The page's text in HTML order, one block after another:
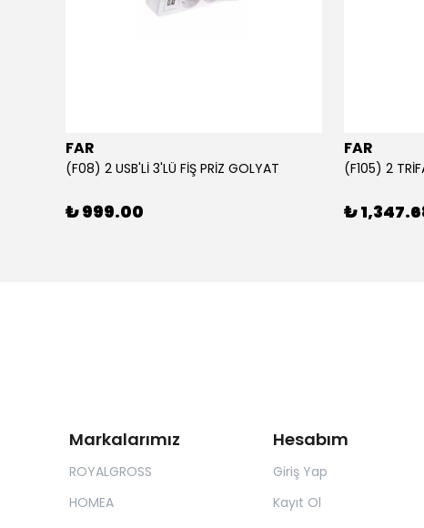
FAR
(F08) 2 USB'Lİ 3'LÜ FİŞ PRİZ GOLYAT
₺ 999.00
FAR
(F105) 2
₺
Markalarımız
ROYALGROSS
HOMEA
Hesabım
Giriş Yap
Kayıt Ol